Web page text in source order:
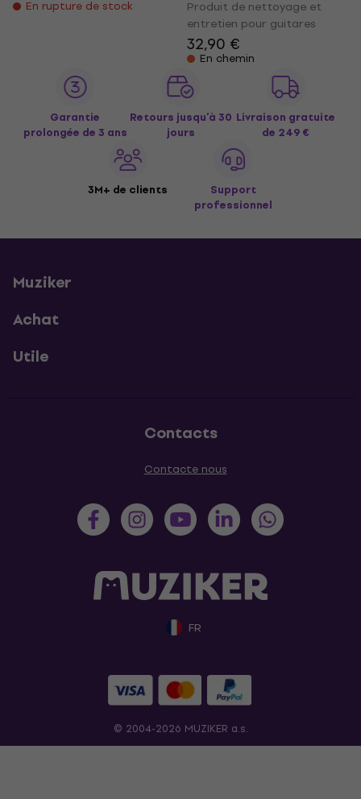
En rupture de stock
Produit de nettoyage et
entretien pour guitares
32,90 €
En chemin
Garantie
prolongée de 3 ans
Retours jusqu’à 30
jours
Livraison gratuite
de 249 €
3M+ de clients
Support
professionnel
Muziker
Achat
Utile
Contacts
Contacte nous
FR
© 2004-2026 MUZIKER a.s.